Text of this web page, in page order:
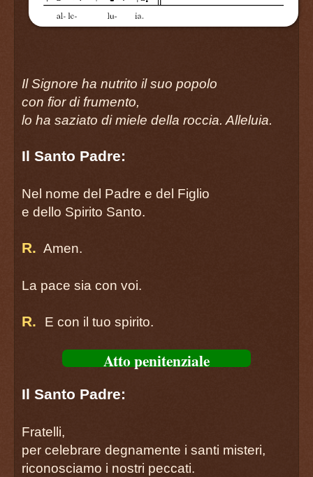
RESTA CON NOI, SIGNORE, LA SERA
página 66
TU SEI IL CRISTO, FIGLIO DI DIO
AMATEVI FRATELLI
página 68
PREGHIERA LITANICA
página 69
página 70
DAVANTI A GESÙ NELL’EUCARISTIA
PASSA QUESTO MONDO
PREGHIERA LITANICA
página 75
página 76
página 78
página 79
PREGHIERA LITANICA
Tu sei l’Eterno Figlio del Padre
Il Signore ha nutrito il suo popolo
con fior di frumento,
lo ha saziato di miele della roccia. Alleluia.
Il Santo Padre:
Nel nome del Padre e del Figlio
e dello Spirito Santo.
R. Amen.
La pace sia con voi.
R. E con il tuo spirito.
Atto penitenziale
Il Santo Padre:
Fratelli,
per celebrare degnamente i santi misteri,
riconosciamo i nostri peccati.